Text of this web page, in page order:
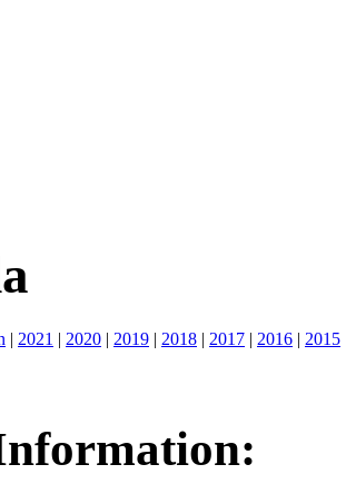
| 2021 | 2020 | 2019 | 2018 | 2017 | 2016 | 2015